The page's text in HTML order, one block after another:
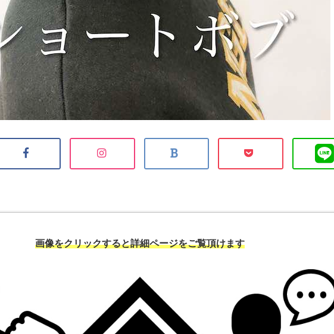
画像をクリックすると詳細ページをご覧頂けます